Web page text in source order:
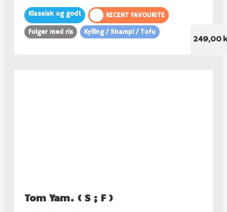
Klassisk og godt
RECENT FAVOURITE
Folger med ris
Kylling / Skampi / Tofu
249,00
Tom Yam. ( S ; F )